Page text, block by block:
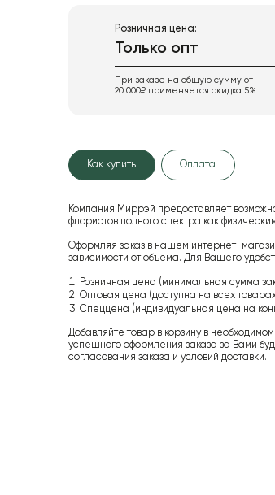
Розничная цена:
Только опт
При заказе на общую сумму от
20 000₽ применяется скидка 5%
Как купить Оплата
Компания Миррэй предоставляет
флористов полного спектра как
Оформляя заказ в нашем интернет-
зависимости от объема. Для Вашего
Розничная цена (минимальная сумма
Оптовая цена (доступна на всех
Спеццена (индивидуальная цена на
Добавляйте товар в корзину в
успешного оформления заказа за Вами
согласования заказа и условий доставки.